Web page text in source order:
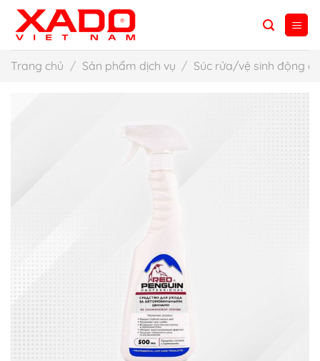
qua
dung
Trang chủ / Sản phẩm dịch vụ / Súc rửa/vệ sinh động